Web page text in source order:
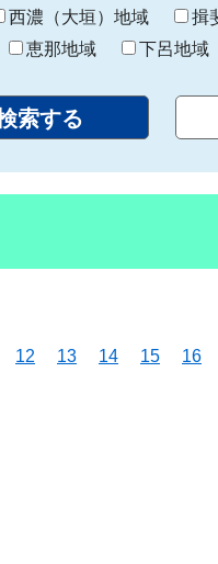
西濃（大垣）地域 揖
恵那地域 下呂地域
12 13 14 15 16